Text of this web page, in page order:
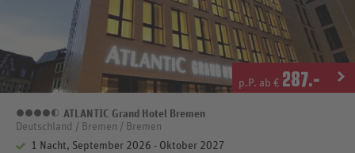
p.P. ab € 287.-
4,5 Sterne
ATLANTIC Grand Hotel Bremen
Deutschland / Bremen / Bremen
1 Nacht, September 2026 - Oktober 2027